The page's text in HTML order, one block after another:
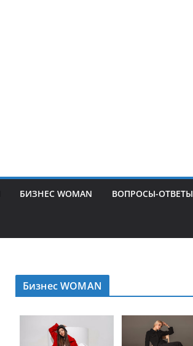
БИЗНЕС WOMAN ВОПРОСЫ-ОТВЕТЫ
Бизнес WOMAN